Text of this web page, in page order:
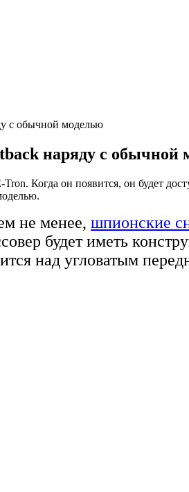
с обычной моделью
наряду с обычной
Когда он появится, он будет
не менее, шпионские
будет иметь
над угловатым